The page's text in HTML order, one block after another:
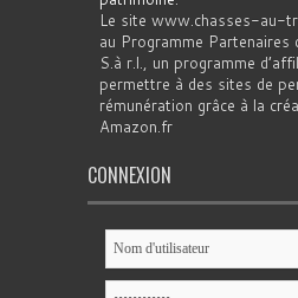
Le site www.chasses-au-
au Programme Partenaires
S.à r.l., un programme
permettre à des sites de
rémunération grâce à la
Amazon.fr
CONNEXION